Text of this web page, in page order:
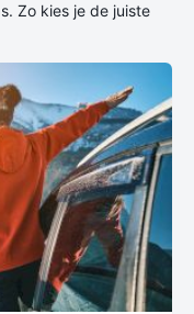
Zo kies je de juiste